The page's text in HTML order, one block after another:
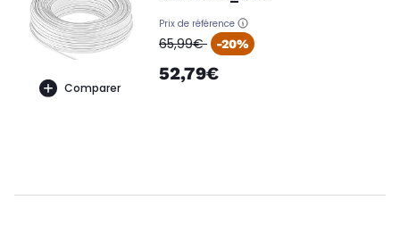
Comparer
Prix de référence
oldPrice
65,99€ -20%
52,79€